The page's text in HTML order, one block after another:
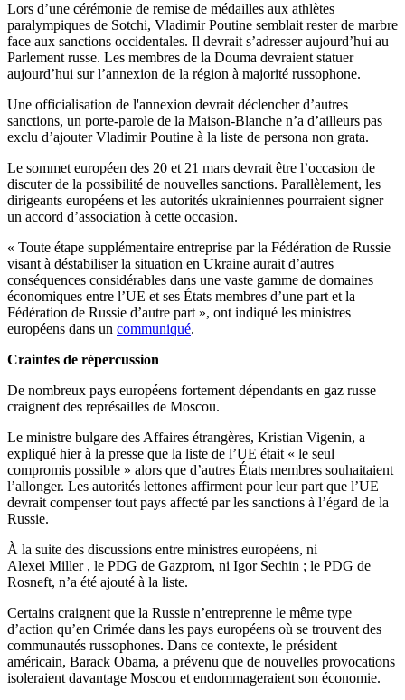
Lors d’une cérémonie de remise de médailles aux athlètes
paralympiques de Sotchi, Vladimir Poutine semblait rester de marbre
face aux sanctions occidentales. Il devrait s’adresser aujourd’hui au
Parlement russe. Les membres de la Douma devraient statuer
aujourd’hui sur l’annexion de la région à majorité russophone.
Une officialisation de l'annexion devrait déclencher d’autres
sanctions, un porte-parole de la Maison-Blanche n’a d’ailleurs pas
exclu d’ajouter Vladimir Poutine à la liste de persona non grata.
Le sommet européen des 20 et 21 mars devrait être l’occasion de
discuter de la possibilité de nouvelles sanctions. Parallèlement, les
dirigeants européens et les autorités ukrainiennes pourraient signer
un accord d’association à cette occasion.
« Toute étape supplémentaire entreprise par la Fédération de Russie
visant à déstabiliser la situation en Ukraine aurait d’autres
conséquences considérables dans une vaste gamme de domaines
économiques entre l’UE et ses États membres d’une part et la
Fédération de Russie d’autre part », ont indiqué les ministres
européens dans un communiqué.
Craintes de répercussion
De nombreux pays européens fortement dépendants en gaz russe
craignent des représailles de Moscou.
Le ministre bulgare des Affaires étrangères, Kristian Vigenin, a
expliqué hier à la presse que la liste de l’UE était « le seul
compromis possible » alors que d’autres États membres souhaitaient
l’allonger. Les autorités lettones affirment pour leur part que l’UE
devrait compenser tout pays affecté par les sanctions à l’égard de la
Russie.
À la suite des discussions entre ministres européens, ni
Alexei Miller , le PDG de Gazprom, ni Igor Sechin ; le PDG de
Rosneft, n’a été ajouté à la liste.
Certains craignent que la Russie n’entreprenne le même type
d’action qu’en Crimée dans les pays européens où se trouvent des
communautés russophones. Dans ce contexte, le président
américain, Barack Obama, a prévenu que de nouvelles provocations
isoleraient davantage Moscou et endommageraient son économie.